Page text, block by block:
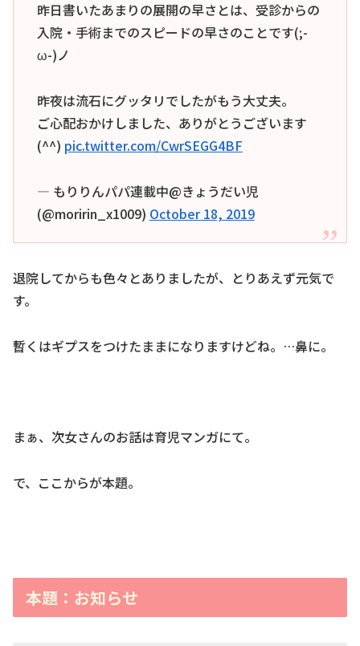
昨日書いたあまりの展開の早さとは、受診からの
入院・手術までのスピードの早さのことです(;-
ω-)ノ
昨夜は流石にグッタリでしたがもう大丈夫。
ご心配おかけしました、ありがとうございます
(^^) pic.twitter.com/CwrSEGG4BF
— もりりんパパ連載中@きょうだい児
(@moririn_x1009) October 18, 2019
退院してからも色々とありましたが、とりあえず元気で
す。
暫くはギプスをつけたままになりますけどね。…鼻に。
まぁ、次女さんのお話は育児マンガにて。
で、ここからが本題。
本題：お知らせ